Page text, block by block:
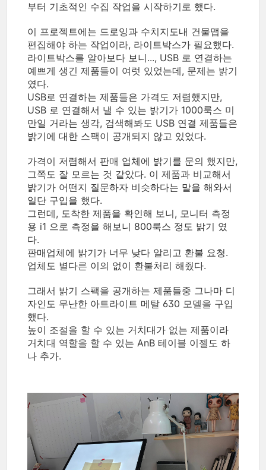
부터 기초적인 수집 작업을 시작하기로 했다.
이 프로젝트에는 드로잉과 수치지도내 건물맵을
편집해야 하는 작업이라, 라이트박스가 필요했다.
라이트박스를 알아보다 보니..., USB 로 연결하는
예쁘게 생긴 제품들이 여럿 있었는데, 문제는 밝기
였다.
USB로 연결하는 제품들은 가격도 저렴했지만,
USB 로 연결해서 낼 수 있는 밝기가 1000룩스 미
만일 거라는 생각, 검색해봐도 USB 연결 제품들은
밝기에 대한 스팩이 공개되지 않고 있었다.
가격이 저렴해서 판매 업체에 밝기를 문의 했지만,
그쪽도 잘 모르는 것 같았다. 이 제품과 비교해서
밝기가 어떤지 질문하자 비슷하다는 말을 해와서
일단 구입을 했다.
그런데, 도착한 제품을 확인해 보니, 모니터 측정
용 i1 으로 측정을 해보니 800룩스 정도 밝기 였
다.
판매업체에 밝기가 너무 낮다 알리고 환불 요청.
업체도 별다른 이의 없이 환불처리 해줬다.
그래서 밝기 스팩을 공개하는 제품들중 그나마 디
자인도 무난한 아트라이트 메탈 630 모델을 구입
했다.
높이 조절을 할 수 있는 거치대가 없는 제품이라
거치대 역할을 할 수 있는 AnB 테이블 이젤도 하
나 추가.